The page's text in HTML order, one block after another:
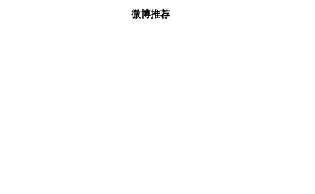
微博推荐